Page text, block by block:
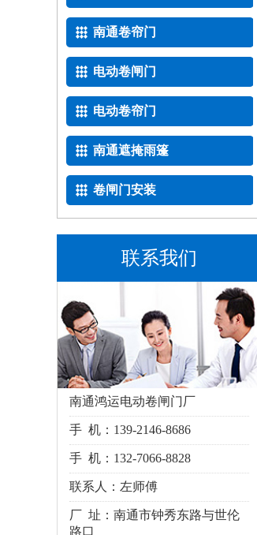
南通卷帘门
电动卷闸门
电动卷帘门
南通遮掩雨篷
卷闸门安装
联系我们
南通鸿运电动卷闸门厂
手 机：139-2146-8686
手 机：132-7066-8828
联系人：左师傅
厂 址： 南通市钟秀东路与世伦
路口